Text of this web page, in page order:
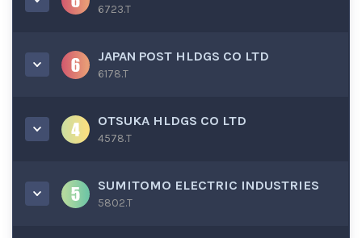
6723.T
JAPAN POST HLDGS CO LTD
6178.T
OTSUKA HLDGS CO LTD
4578.T
SUMITOMO ELECTRIC INDUSTRIES
5802.T